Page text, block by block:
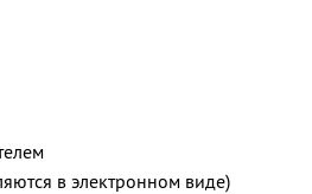
в электронном виде)